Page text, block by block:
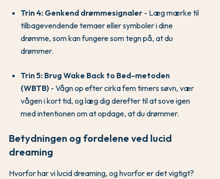
Trin 4: Genkend drømmesignaler - Læg mærke til
tilbagevendende temaer eller symboler i dine
drømme, som kan fungere som tegn på, at du
drømmer.
Trin 5: Brug Wake Back to Bed-metoden
(WBTB) - Vågn op efter cirka fem timers søvn, vær
vågen i kort tid, og læg dig derefter til at sove igen
med intentionen om at opdage, at du drømmer.
Betydningen og fordelene ved lucid
dreaming
Hvorfor har vi lucid dreaming, og hvorfor er det vigtigt?